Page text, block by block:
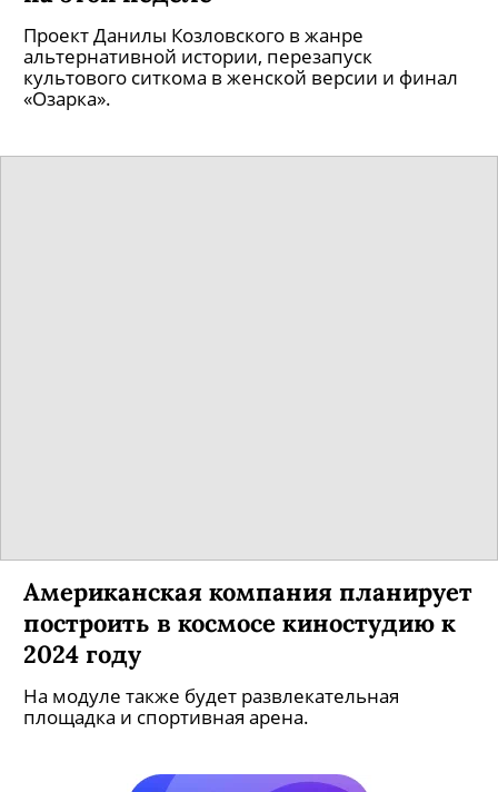
Проект Данилы Козловского в жанре
альтернативной истории, перезапуск
культового ситкома в женской версии и финал
«Озарка».
Американская компания планирует
построить в космосе киностудию к
2024 году
На модуле также будет развлекательная
площадка и спортивная арена.